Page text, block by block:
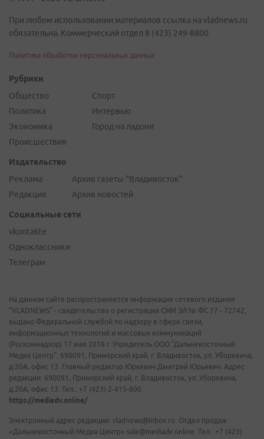
При любом использовании материалов ссылка на vladnews.ru
обязательна. Коммерческий отдел 8 (423) 249-8800
Политика обработки персональных данных
Рубрики
Общество
Политика
Экономика
Происшествия
Спорт
Интервью
Город на ладони
Издательство
Реклама
Редакция
Архив газеты "Владивосток"
Архив новостей
Социальные сети
vkontakte
Одноклассники
Телеграм
На данном сайте распространяется информация сетевого издания
"VLADNEWS" - свидетельство о регистрации СМИ ЭЛ № ФС 77 - 72742,
выдано Федеральной службой по надзору в сфере связи,
информационных технологий и массовых коммуникаций
(Роскомнадзор) 17 мая 2018 г. Учредитель ООО "Дальневосточный
Медиа Центр". 690091, Приморский край, г. Владивосток, ул. Уборевича,
д.20А, офис 13. Главный редактор Юркевич Дмитрий Юрьевич. Адрес
редакции: 690091, Приморский край, г. Владивосток, ул. Уборевича,
д.20А, офис 13. Тел.: +7 (423) 2-415-600.
https://mediadv.online/
Электронный адрес редакции: vladnews@inbox.ru. Отдел продаж
«Дальневосточный Медиа Центр» sale@mediadv.online. Тел.: +7 (423)